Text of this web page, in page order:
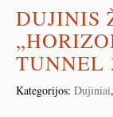
DUJINIS
TUNNEL
Kategorijos: Dujiniai,